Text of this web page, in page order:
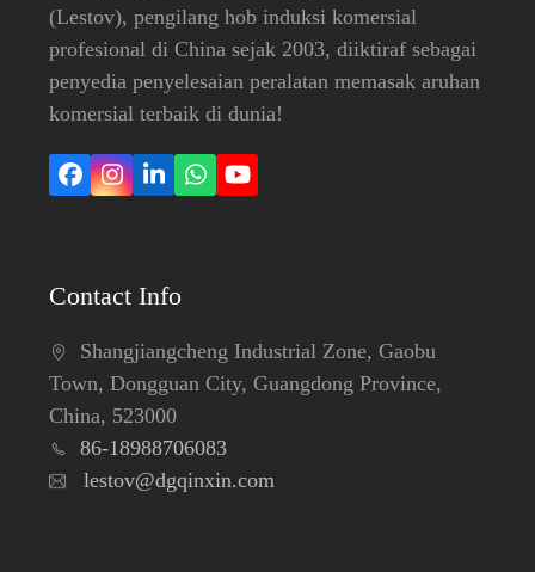
(Lestov), pengilang hob induksi komersial
profesional di China sejak 2003, diiktiraf sebagai
penyedia penyelesaian peralatan memasak aruhan
komersial terbaik di dunia!
Facebook
Instagram
LinkedIn
Whatsapp
YouTube
Contact Info
Shangjiangcheng Industrial Zone, Gaobu
Town, Dongguan City, Guangdong Province,
China, 523000
86-18988706083
lestov@dgqinxin.com